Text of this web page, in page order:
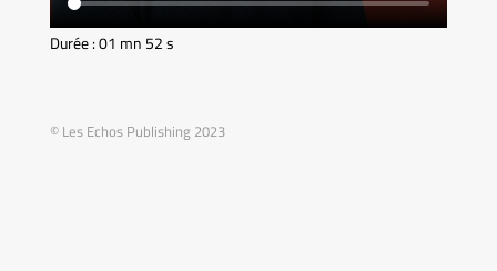
Durée : 01 mn 52 s
© Les Echos Publishing 2023